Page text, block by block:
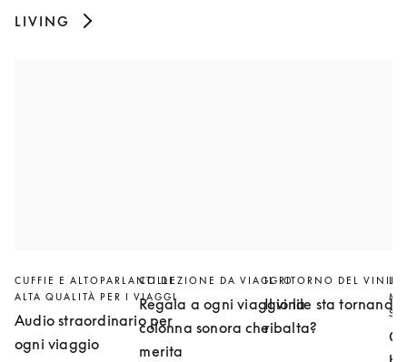
LIVING
CUFFIE E ALTOPARLANTI DI
ALTA QUALITÀ PER I VIAGGI
Audio straordinario per
ogni viaggio
COLLEZIONE DA VIAGGIO
Regala a ogni viaggio la
colonna sonora che
merita
IL RITORNO DEL VINILE
Il vinile sta tornando
ribalta?
LE